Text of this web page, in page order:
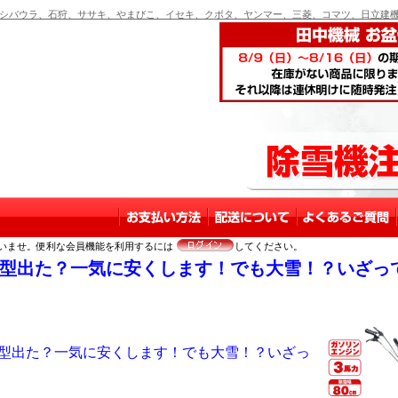
ラ、石狩、ササキ、やまびこ、イセキ、クボタ、ヤンマー、三菱、コマツ、日立建
ませ。便利な会員機能を利用するには してください。
出た？一気に安くします！でも大雪！？いざ
出た？一気に安くします！でも大雪！？いざっ